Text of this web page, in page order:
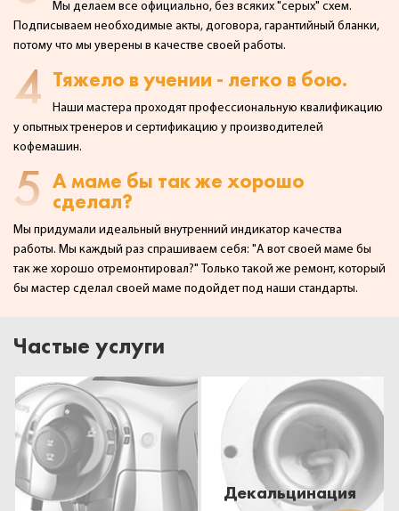
Мы делаем все официально, без всяких "серых" схем.
Подписываем необходимые акты, договора, гарантийный бланки,
потому что мы уверены в качестве своей работы.
4 Тяжело в учении - легко в бою.
Наши мастера проходят профессиональную квалификацию
у опытных тренеров и сертификацию у производителей
кофемашин.
5 А маме бы так же хорошо
сделал?
Мы придумали идеальный внутренний индикатор качества
работы. Мы каждый раз спрашиваем себя: "А вот своей маме бы
так же хорошо отремонтировал?" Только такой же ремонт, который
бы мастер сделал своей маме подойдет под наши стандарты.
Частые услуги
Декальцинация